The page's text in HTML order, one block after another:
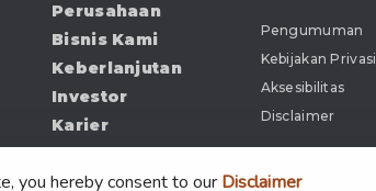
Perusahaan
Bisnis Kami
Keberlanjutan
Investor
Karier
Kabar
Dokumen
Pengumuman
Kebijakan Privasi
Aksesibilitas
Disclaimer
you hereby consent to our Disclaimer